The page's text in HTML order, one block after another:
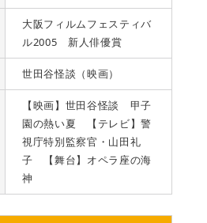
大阪フィルムフェスティバ
ル2005 新人俳優賞
世田谷怪談（映画）
【映画】世田谷怪談 甲子
園の熱い夏 【テレビ】警
視庁特別監察官・山田礼
子 【舞台】オペラ座の海
神